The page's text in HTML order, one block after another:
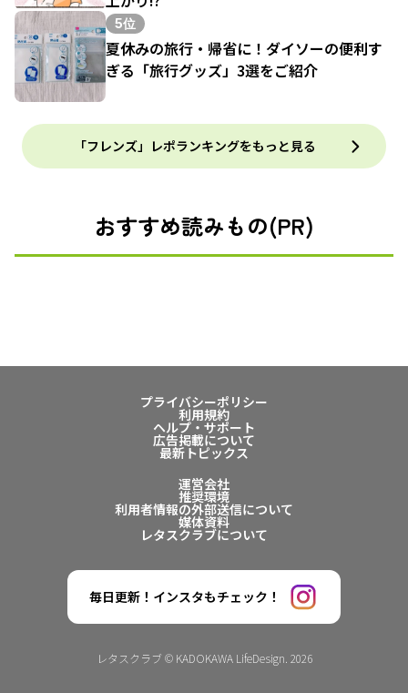
5位
夏休みの旅行・帰省に！ダイソーの便利す
ぎる「旅行グッズ」3選をご紹介
「フレンズ」レポランキングをもっと見る
おすすめ読みもの(PR)
プライバシーポリシー
利用規約
ヘルプ・サポート
広告掲載について
最新トピックス
運営会社
推奨環境
利用者情報の外部送信について
媒体資料
レタスクラブについて
毎日更新！インスタもチェック！
レタスクラブ © KADOKAWA LifeDesign. 2026